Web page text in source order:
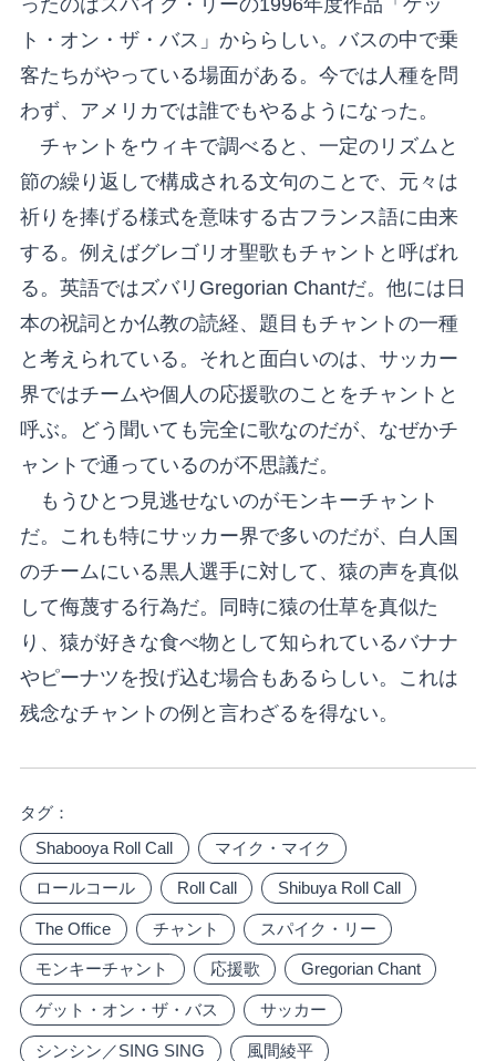
ト・オン・ザ・バス」かららしい。バスの中で乗
客たちがやっている場面がある。今では人種を問
わず、アメリカでは誰でもやるようになった。
チャントをウィキで調べると、一定のリズムと
節の繰り返しで構成される文句のことで、元々は
祈りを捧げる様式を意味する古フランス語に由来
する。例えばグレゴリオ聖歌もチャントと呼ばれ
る。英語ではズバリGregorian Chantだ。他には日
本の祝詞とか仏教の読経、題目もチャントの一種
と考えられている。それと面白いのは、サッカー
界ではチームや個人の応援歌のことをチャントと
呼ぶ。どう聞いても完全に歌なのだが、なぜかチ
ャントで通っているのが不思議だ。
もうひとつ見逃せないのがモンキーチャント
だ。これも特にサッカー界で多いのだが、白人国
のチームにいる黒人選手に対して、猿の声を真似
して侮蔑する行為だ。同時に猿の仕草を真似た
り、猿が好きな食べ物として知られているバナナ
やピーナツを投げ込む場合もあるらしい。これは
残念なチャントの例と言わざるを得ない。
タグ：
Shabooya Roll Call
マイク・マイク
ロールコール Roll Call Shibuya Roll Call
The Office チャント スパイク・リー
モンキーチャント 応援歌 Gregorian Chant
ゲット・オン・ザ・バス サッカー
シンシン／SING SING 風間綾平